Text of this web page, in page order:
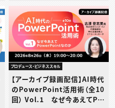
プロデュース・ビジネススキル
【アーカイブ録画配信】AI時代
のPowerPoint活用術（全10
回） Vol.1 なぜ今あえてPo